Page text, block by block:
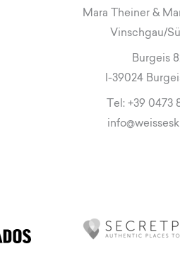
Mara Theiner &
Vinschgau/
Burgeis
I-39024
Tel: +39 0473
info@